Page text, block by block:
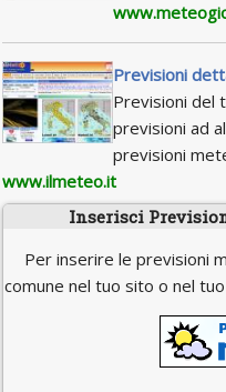
Previsioni
Previsioni del
previsioni ad
previsioni
www.ilmeteo.it
Inserisci
Per inserire le previsioni
comune nel tuo sito o nel